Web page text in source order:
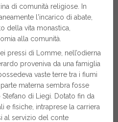
di comunità religiose. In
l'incarico di abate,
della vita monastica,
alla comunità.
pressi di Lomme, nell’odierna
proveniva da una famiglia
vaste terre tra i fiumi
materna sembra fosse
di Liegi. Dotato fin da
e fisiche, intraprese la carriera
al servizio del conte